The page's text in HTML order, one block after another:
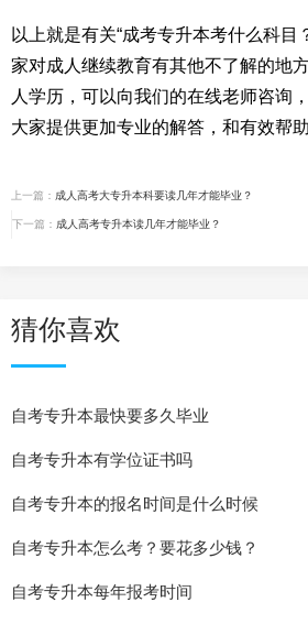
以上就是有关“成考专升本考什么科目
家对成人继续教育有其他不了解的地
人学历，可以向我们的在线老师咨询
大家提供更加专业的解答，和有效帮助
上一篇： 成人高考大专升本科要读几年才能毕业？
下一篇： 成人高考专升本读几年才能毕业？
猜你喜欢
自考专升本最快要多久毕业
自考专升本有学位证书吗
自考专升本的报名时间是什么时候
自考专升本怎么考？要花多少钱？
自考专升本每年报考时间